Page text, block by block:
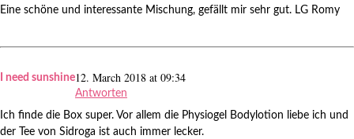
Eine schöne und interessante Mischung, gefällt mir sehr gut. LG Romy
I need sunshine12. March 2018 at 09:34
Antworten
Ich finde die Box super. Vor allem die Physiogel Bodylotion liebe ich und
der Tee von Sidroga ist auch immer lecker.